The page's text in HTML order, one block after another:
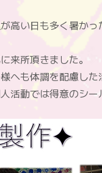
高い日も多く暑かっ
来所頂きました。
へも体調を配慮した
活動では得意のシ